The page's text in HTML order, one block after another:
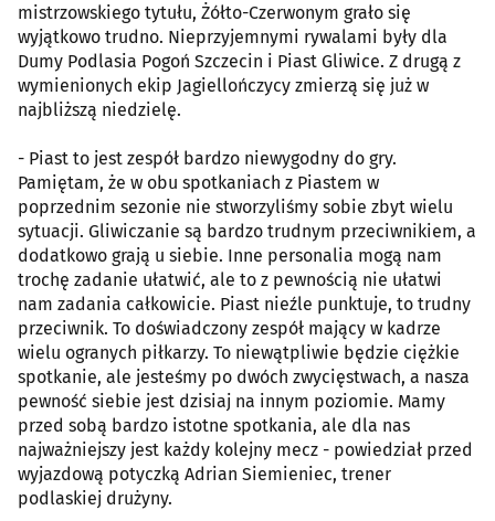
mistrzowskiego tytułu, Żółto-Czerwonym grało się
wyjątkowo trudno. Nieprzyjemnymi rywalami były dla
Dumy Podlasia Pogoń Szczecin i Piast Gliwice. Z drugą z
wymienionych ekip Jagiellończycy zmierzą się już w
najbliższą niedzielę.
- Piast to jest zespół bardzo niewygodny do gry.
Pamiętam, że w obu spotkaniach z Piastem w
poprzednim sezonie nie stworzyliśmy sobie zbyt wielu
sytuacji. Gliwiczanie są bardzo trudnym przeciwnikiem, a
dodatkowo grają u siebie. Inne personalia mogą nam
trochę zadanie ułatwić, ale to z pewnością nie ułatwi
nam zadania całkowicie. Piast nieźle punktuje, to trudny
przeciwnik. To doświadczony zespół mający w kadrze
wielu ogranych piłkarzy. To niewątpliwie będzie ciężkie
spotkanie, ale jesteśmy po dwóch zwycięstwach, a nasza
pewność siebie jest dzisiaj na innym poziomie. Mamy
przed sobą bardzo istotne spotkania, ale dla nas
najważniejszy jest każdy kolejny mecz - powiedział przed
wyjazdową potyczką Adrian Siemieniec, trener
podlaskiej drużyny.